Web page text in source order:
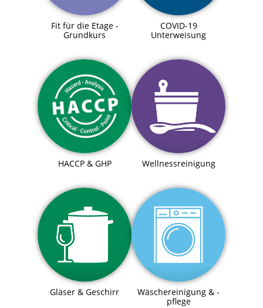
Fit für die Etage -
Grundkurs
COVID-19
Unterweisung
HACCP & GHP Wellnessreinigung
Gläser & Geschirr
Wäschereinigung & -
pflege